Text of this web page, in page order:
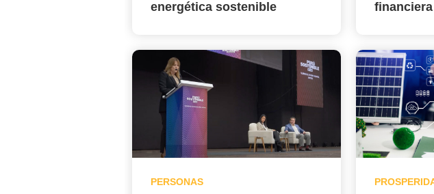
energética sostenible
PERSONAS